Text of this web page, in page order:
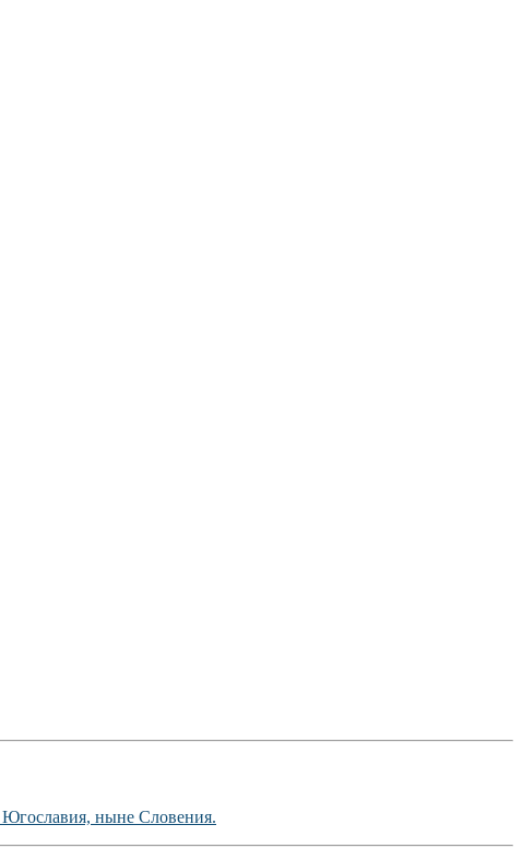
Югославия, ныне Словения.